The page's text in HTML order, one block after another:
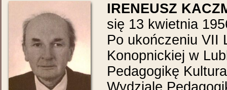
IRENEUSZ
się 13 kwietnia
Po ukończeniu VII
Konopnickiej w
Pedagogikę
Wydziale